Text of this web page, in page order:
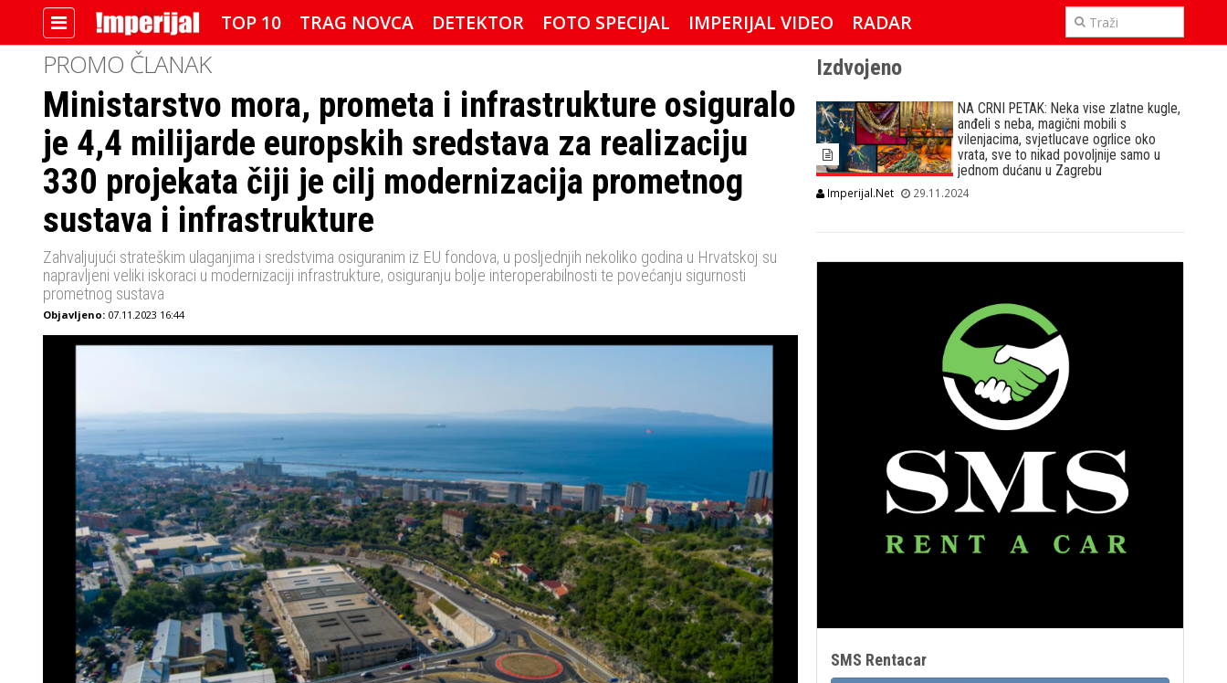
TOP 10 TRAG NOVCA DETEKTOR FOTO SPECIJAL IMPERIJAL VIDEO
RADAR
IMPERIJALOVE POZNATE FACE
PROMO ČLANAK
Ministarstvo mora, prometa i infrastrukture osiguralo
je 4,4 milijarde europskih sredstava za realizaciju
330 projekata čiji je cilj modernizacija prometnog
sustava i infrastrukture
Zahvaljujući strateškim ulaganjima i sredstvima osiguranim iz EU fondova, u posljednjih nekoliko godina u Hrvatskoj su
napravljeni veliki iskoraci u modernizaciji infrastrukture, osiguranju bolje interoperabilnosti te povećanju sigurnosti
prometnog sustava
Objavljeno: 07.11.2023 16:44
Izdvojeno
NA CRNI PETAK: Neka vise zlatne kugle,
anđeli s neba, magični mobili s
vilenjacima, svjetlucave ogrlice oko
vrata, sve to nikad povoljnije samo u
jednom dućanu u Zagrebu
Imperijal.Net 29.11.2024
SMS Rentacar